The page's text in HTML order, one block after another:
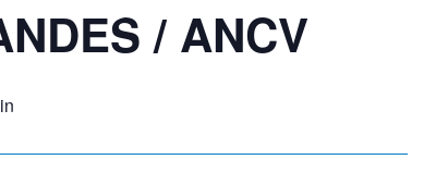
/ ANCV